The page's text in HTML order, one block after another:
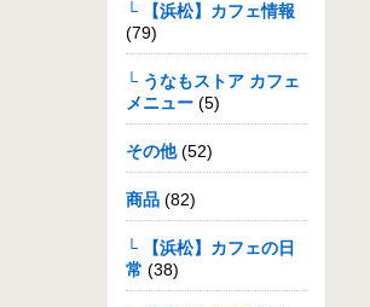
└ 【浜松】カフェ情報
(79)
└ うなもストア カフェ
メニュー (5)
その他(52)
商品 (82)
└ 【浜松】カフェの日
常 (38)